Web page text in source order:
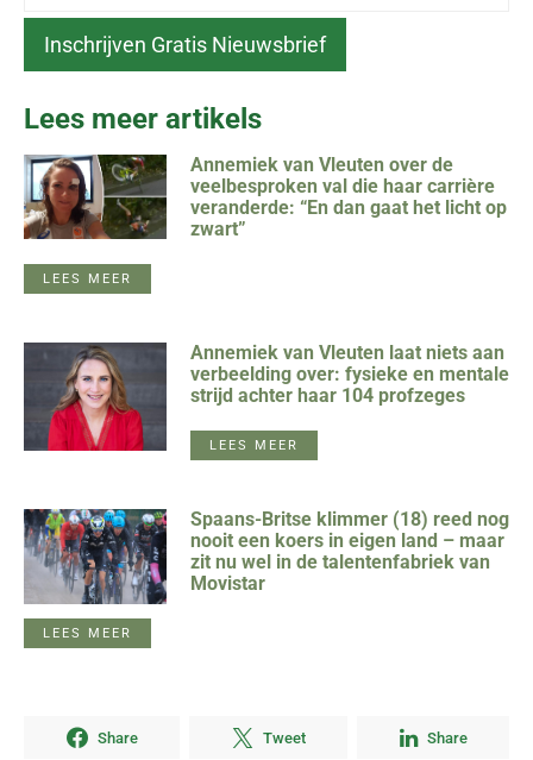
Lees meer artikels
Annemiek van Vleuten over de
veelbesproken val die haar carrière
veranderde: “En dan gaat het licht op
zwart”
LEES MEER
Annemiek van Vleuten laat niets aan
verbeelding over: fysieke en mentale
strijd achter haar 104 profzeges
LEES MEER
Spaans-Britse klimmer (18) reed nog
nooit een koers in eigen land – maar
zit nu wel in de talentenfabriek van
Movistar
LEES MEER
Share Tweet Share